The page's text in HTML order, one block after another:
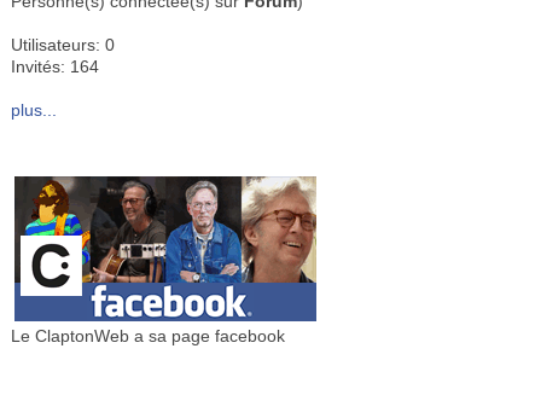
Utilisateurs: 0
Invités: 164
plus...
Le ClaptonWeb a sa page facebook